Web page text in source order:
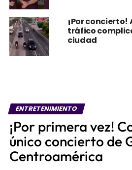
¡Por
tráfico
ciudad
ENTRETENIMIENTO
¡Por primera vez!
único concierto de
Centroamérica